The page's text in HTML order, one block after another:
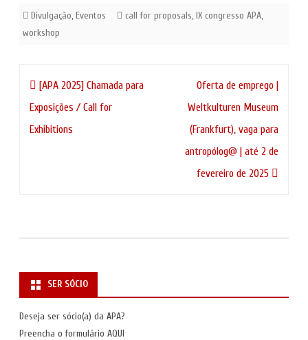
Divulgação,Eventos call for proposals,IX congresso APA,
workshop
Navegação
de
artigos
[APA 2025] Chamada para
Exposições / Call for
Exhibitions
Oferta de emprego |
Weltkulturen Museum
(Frankfurt), vaga para
antropólog@ | até 2 de
fevereiro de 2025
SER SÓCIO
Deseja ser sócio(a) da APA?
Preencha o formulário AQUI